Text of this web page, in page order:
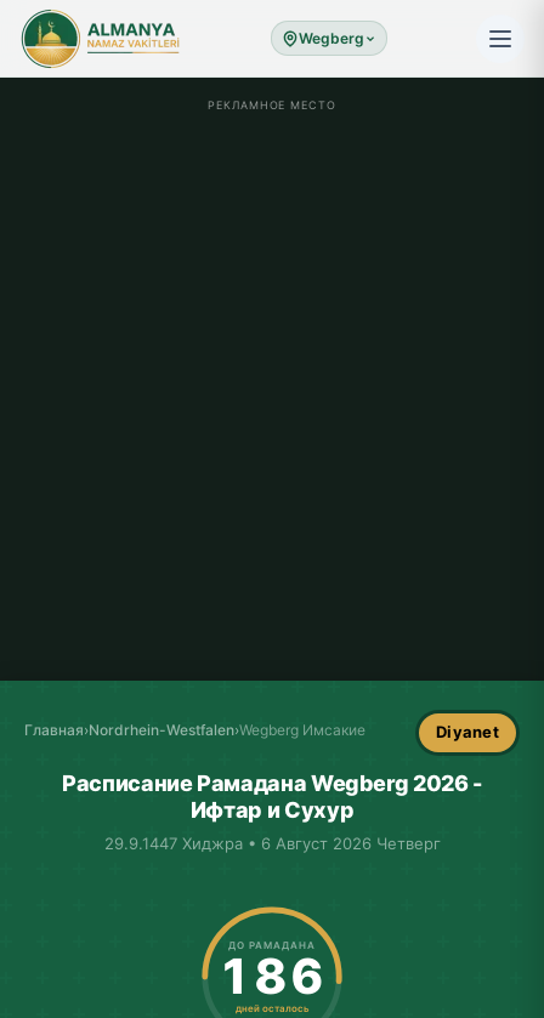
Wegberg
РЕКЛАМНОЕ МЕСТО
Главная›Nordrhein-Westfalen›Wegberg Имсакие Diyanet
Расписание Рамадана Wegberg 2026 -
Ифтар и Сухур
29.9.1447 Хиджра • 6 Август 2026 Четверг
ДО РАМАДАНА
186
дней осталось